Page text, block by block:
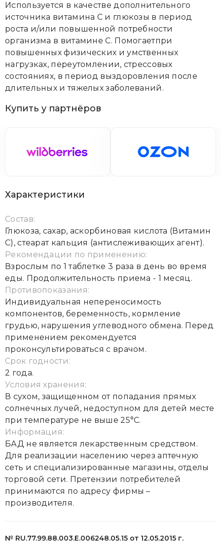
Используется в качестве дополнительного
источника витамина C и глюкозы в период
роста и/или повышенной потребности
организма в витамине C. Помогаетпри
повышенных физических и умственных
нагрузках, переутомлении, стрессовых
состояниях, в период выздоровления после
длительных и тяжелых заболеваний.
Купить у партнёров
Характеристики
Состав:
Глюкоза, сахар, аскорбиновая кислота (Витамин
С), стеарат кальция (антислеживающих агент).
Рекомендации по применению:
Взрослым по 1 таблетке 3 раза в день во время
еды. Продолжительность приема - 1 месяц.
Противопоказания:
Индивидуальная непереносимость
компонентов, беременность, кормление
грудью, нарушения углеводного обмена. Перед
применением рекомендуется
проконсультироваться с врачом.
Срок годности:
2 года.
Условия хранения:
В сухом, защищенном от попадания прямых
солнечных лучей, недоступном для детей месте
при температуре не выше 25°С.
Информация:
БАД не является лекарственным средством.
Для реализации населению через аптечную
сеть и специализированные магазины, отделы
торговой сети. Претензии потребителей
принимаются по адресу фирмы –
производителя.
№ RU.77.99.88.003.Е.006248.05.15 от 12.05.2015 г.